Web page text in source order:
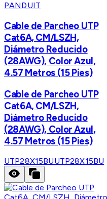
PANDUIT
Cable de Parcheo UTP
Cat6A, CM/LSZH,
Diámetro Reducido
(28AWG), Color Azul,
4.57 Metros (15 Pies)
Cable de Parcheo UTP
Cat6A, CM/LSZH,
Diámetro Reducido
(28AWG), Color Azul,
4.57 Metros (15 Pies)
UTP28X15BUUTP28X15BU